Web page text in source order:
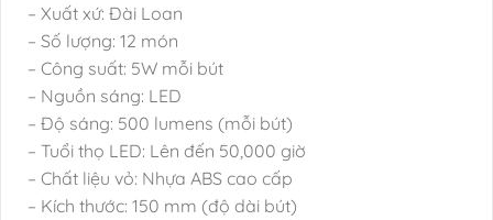
– Xuất xứ: Đài Loan
– Số lượng: 12 món
– Công suất: 5W mỗi bút
– Nguồn sáng: LED
– Độ sáng: 500 lumens (mỗi bút)
– Tuổi thọ LED: Lên đến 50,000 giờ
– Chất liệu vỏ: Nhựa ABS cao cấp
– Kích thước: 150 mm (độ dài bút)